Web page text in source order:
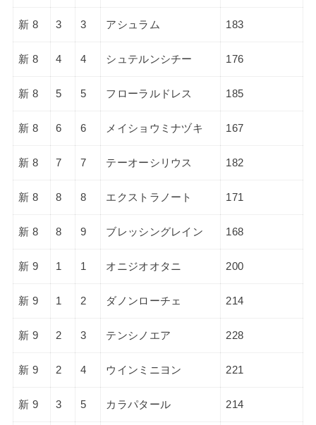
新 8 3 3 アシュラム 183
新 8 4 4 シュテルンシチー 176
新 8 5 5 フローラルドレス 185
新 8 6 6 メイショウミナヅキ 167
新 8 7 7 テーオーシリウス 182
新 8 8 8 エクストラノート 171
新 8 8 9 ブレッシングレイン 168
新 9 1 1 オニジオオタニ 200
新 9 1 2 ダノンローチェ 214
新 9 2 3 テンシノエア 228
新 9 2 4 ウインミニヨン 221
新 9 3 5 カラパタール 214